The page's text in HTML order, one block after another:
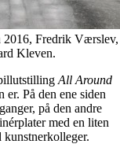
2016, Fredrik
Kleven.
All Around
På den ene siden
på den andre
med en liten
kunstnerkolleger.